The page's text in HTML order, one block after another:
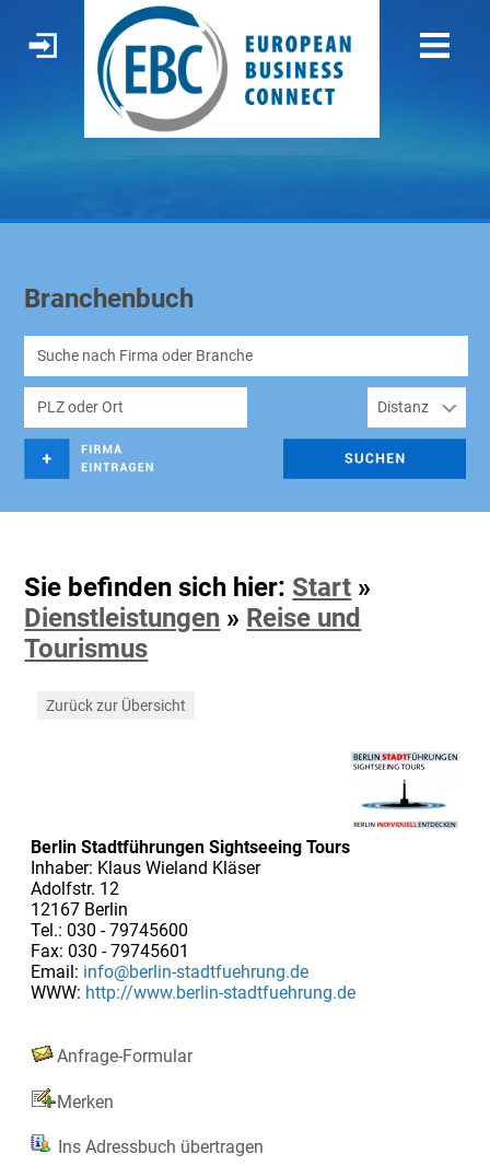
Branchenbuch
Sie befinden sich hier: Start »
Dienstleistungen » Reise und
Tourismus
Zurück zur Übersicht
Berlin Stadtführungen Sightseeing Tours
Inhaber: Klaus Wieland Kläser
Adolfstr. 12
12167 Berlin
Tel.: 030 - 79745600
Fax: 030 - 79745601
Email: info@berlin-stadtfuehrung.de
WWW: http://www.berlin-stadtfuehrung.de
Anfrage-Formular
Merken
Ins Adressbuch übertragen